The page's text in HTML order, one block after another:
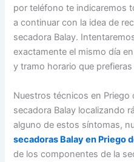
por teléfono te indicaremos
a continuar con la idea de
secadora Balay.
exactamente el mismo día
y tramo horario que
Nuestros técnicos en Priego
secadora Balay localizando
alguno de estos síntomas,
secadoras Balay en Priego
de los componentes de la